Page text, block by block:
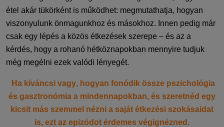
étel akár tükörként is működhet: megmutathatja, hogyan
viszonyulunk önmagunkhoz és másokhoz. Innen pedig már
csak egy lépés a közös étkezések szerepe – és az a
kérdés, hogy a rohanó hétköznapokban mennyire tudjuk
még megélni ezek valódi lényegét.
Ha kíváncsi vagy, hogyan fonódik össze pszichológia
és gasztronómia a mindennapokban, és szeretnéd egy
kicsit más szemmel nézni a saját étkezési szokásaidat
is, ezt az epizódot érdemes végignézned .